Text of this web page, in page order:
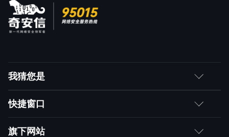
附录A请求建议书（RFP）示例 184
我猜您是
客户
快捷窗口
如何购买
旗下网站